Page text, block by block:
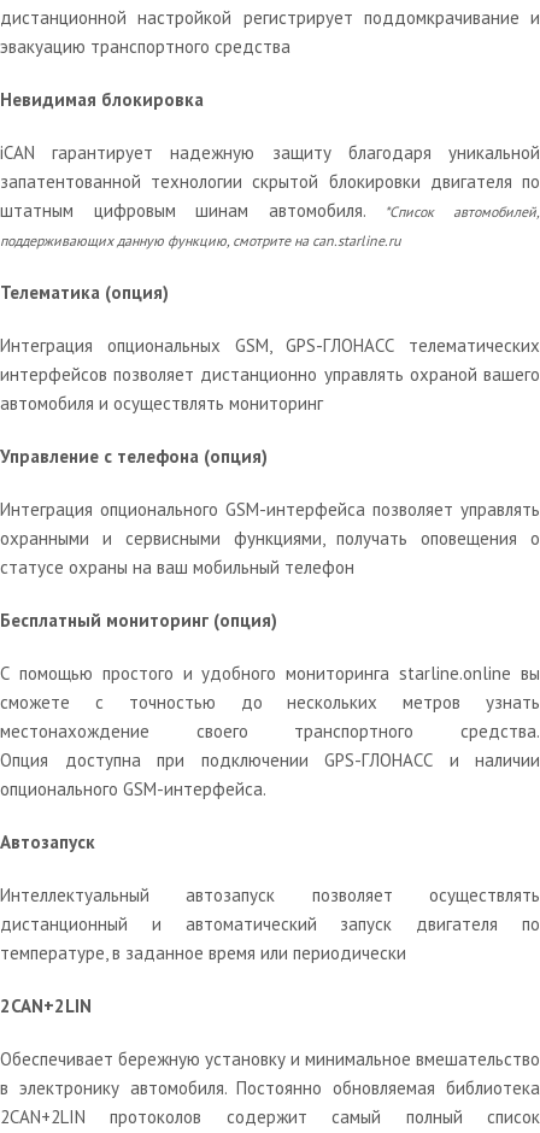
дистанционной настройкой регистрирует поддомкрачивание и
эвакуацию транспортного средства
Невидимая блокировка
iCAN гарантирует надежную защиту благодаря уникальной
запатентованной технологии скрытой блокировки двигателя по
штатным цифровым шинам автомобиля.
*Список автомобилей,
поддерживающих данную функцию, смотрите на can.starline.ru
Телематика (опция)
Интеграция опциональных GSM, GPS-ГЛОНАСС телематических
интерфейсов позволяет дистанционно управлять охраной вашего
автомобиля и осуществлять мониторинг
Управление с телефона (опция)
Интеграция опционального GSM-интерфейса позволяет управлять
охранными и сервисными функциями, получать оповещения о
статусе охраны на ваш мобильный телефон
Бесплатный мониторинг (опция)
С помощью простого и удобного мониторинга starline.online вы
сможете с точностью до нескольких метров узнать
местонахождение своего транспортного средства.
Опция доступна при подключении GPS-ГЛОНАСС и наличии
опционального GSM-интерфейса.
Автозапуск
Интеллектуальный автозапуск позволяет осуществлять
дистанционный и автоматический запуск двигателя по
температуре, в заданное время или периодически
2CAN+2LIN
Обеспечивает бережную установку и минимальное вмешательство
в электронику автомобиля. Постоянно обновляемая библиотека
2CAN+2LIN протоколов содержит самый полный список